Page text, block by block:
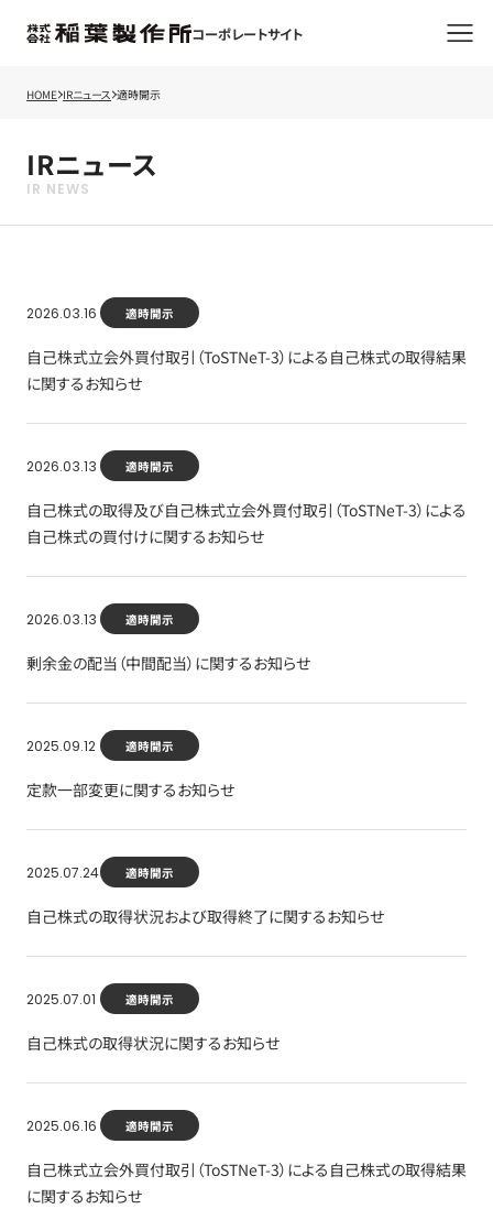
コーポレートサイト
HOME IRニュース 適時開示
IRニュース
2026.03.16 適時開示
自己株式立会外買付取引（ToSTNeT-3）による自己株式の取得結果
に関するお知らせ
2026.03.13 適時開示
自己株式の取得及び自己株式立会外買付取引（ToSTNeT-3）による
自己株式の買付けに関するお知らせ
2026.03.13 適時開示
剰余金の配当（中間配当）に関するお知らせ
2025.09.12 適時開示
定款一部変更に関するお知らせ
2025.07.24 適時開示
自己株式の取得状況および取得終了に関するお知らせ
2025.07.01 適時開示
自己株式の取得状況に関するお知らせ
2025.06.16 適時開示
自己株式立会外買付取引（ToSTNeT-3）による自己株式の取得結果
に関するお知らせ